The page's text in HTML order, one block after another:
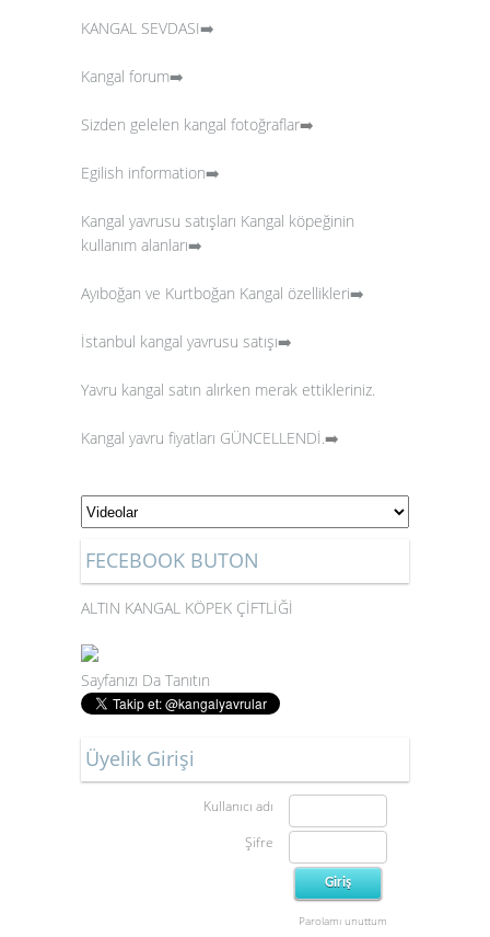
KANGAL SEVDASI➡️
Kangal forum➡️
Sizden gelelen kangal fotoğraflar➡️
Egilish information➡️
Kangal yavrusu satışları Kangal köpeğinin
kullanım alanları➡️
Ayıboğan ve Kurtboğan Kangal özellikleri➡️
İstanbul kangal yavrusu satışı➡️
Yavru kangal satın alırken merak ettikleriniz.
Kangal yavru fiyatları GÜNCELLENDİ.➡️
FECEBOOK BUTON
ALTIN KANGAL KÖPEK ÇİFTLİĞİ
Sayfanızı Da Tanıtın
Üyelik Girişi
Kullanıcı adı
Şifre
Parolamı unuttum